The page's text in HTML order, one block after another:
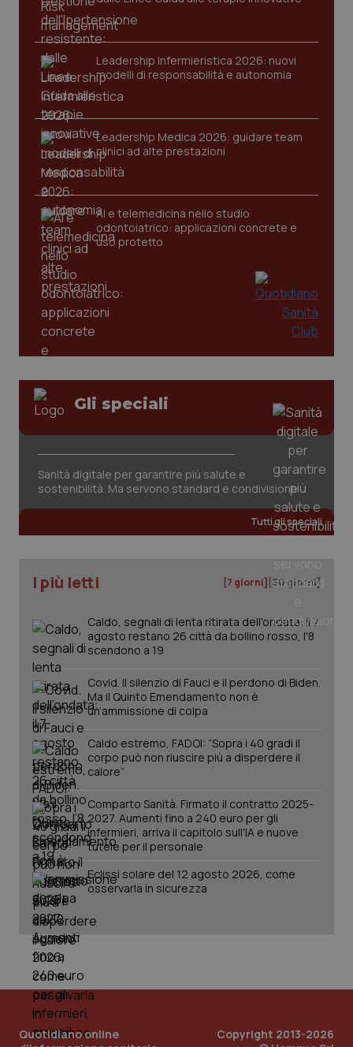
Leadership Infermieristica 2026: nuovi
modelli di responsabilità e autonomia
Leadership Medica 2026: guidare team
clinici ad alte prestazioni
AI e telemedicina nello studio
odontoiatrico: applicazioni concrete e
uso protetto
Gli speciali
Sanità digitale per garantire più salute e
sostenibilità. Ma servono standard e condivisione
Tutti gli speciali
I più letti [7 giorni] [30 giorni]
Caldo, segnali di lenta ritirata dell'ondata: il 7
agosto restano 26 città da bollino rosso, l'8
scendono a 19
Covid. Il silenzio di Fauci e il perdono di Biden.
Ma il Quinto Emendamento non è
un’ammissione di colpa
Caldo estremo, FADOI: “Sopra i 40 gradi il
corpo può non riuscire più a disperdere il
calore”
Comparto Sanità. Firmato il contratto 2025-
2027. Aumenti fino a 240 euro per gli
infermieri, arriva il capitolo sull'IA e nuove
tutele per il personale
Eclissi solare del 12 agosto 2026, come
osservarla in sicurezza
Quotidiano online
Copyright 2013-2026
tracking-enable
tracking-sites-ironfish-
session-id
www.quotidianosanita.it
_ga
Google LLC
.quotidianosanita.it
PHPSESSID
PHP.net
_ga_KM60CM4NPH .quotidianosanita.it
1